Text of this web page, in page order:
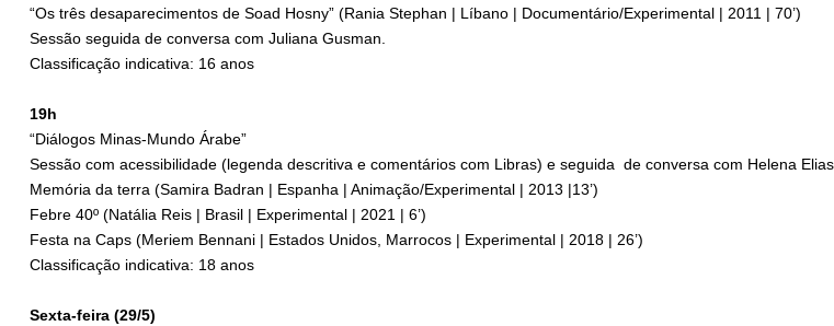
“Os três desaparecimentos de Soad Hosny” (Rania Stephan | Líbano | Documentário/Experimental | 2011 | 70’)
Sessão seguida de conversa com Juliana Gusman.
Classificação indicativa: 16 anos
19h
“Diálogos Minas-Mundo Árabe”
Sessão com acessibilidade (legenda descritiva e comentários com Libras) e seguida de conversa com Helena
Memória da terra (Samira Badran | Espanha | Animação/Experimental | 2013 |13’)
Febre 40º (Natália Reis | Brasil | Experimental | 2021 | 6’)
Festa na Caps (Meriem Bennani | Estados Unidos, Marrocos | Experimental | 2018 | 26’)
Classificação indicativa: 18 anos
Sexta-feira (29/5)